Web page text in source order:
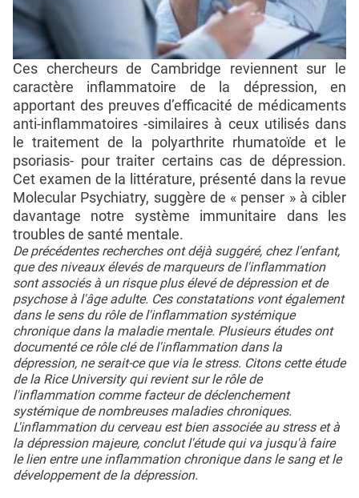
Ces chercheurs de Cambridge reviennent sur le
caractère inflammatoire de la dépression, en
apportant des preuves d’efficacité de médicaments
anti-inflammatoires -similaires à ceux utilisés dans
le traitement de la polyarthrite rhumatoïde et le
psoriasis- pour traiter certains cas de dépression.
Cet examen de la littérature, présenté dans la revue
Molecular Psychiatry, suggère de « penser » à cibler
davantage notre système immunitaire dans les
troubles de santé mentale.
De précédentes recherches ont déjà suggéré, chez l'enfant,
que des niveaux élevés de marqueurs de l'inflammation
sont associés à un risque plus élevé de dépression et de
psychose à l'âge adulte. Ces constatations vont également
dans le sens du rôle de l'inflammation systémique
chronique dans la maladie mentale. Plusieurs études ont
documenté ce rôle clé de l'inflammation dans la
dépression, ne serait-ce que via le stress. Citons cette étude
de la Rice University qui revient sur le rôle de
l'inflammation comme facteur de déclenchement
systémique de nombreuses maladies chroniques.
L'inflammation du cerveau est bien associée au stress et à
la dépression majeure, conclut l'étude qui va jusqu'à faire
le lien entre une inflammation chronique dans le sang et le
développement de la dépression.